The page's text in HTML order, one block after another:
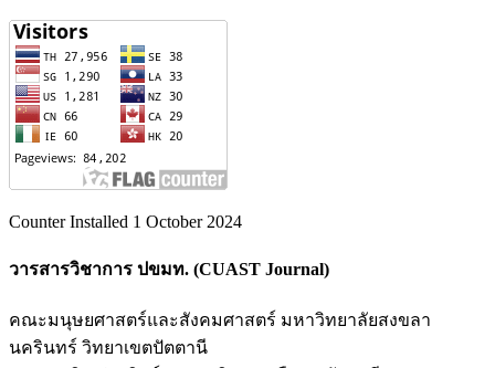
Counter Installed 1 October 2024
วารสารวิชาการ ปขมท. (CUAST Journal)
คณะมนุษยศาสตร์และสังคมศาสตร์ มหาวิทยาลัยสงขลา
นครินทร์ วิทยาเขตปัตตานี